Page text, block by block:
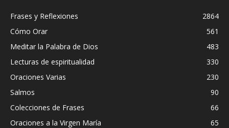
Frases y Reflexiones
2864
Cómo Orar
561
Meditar la Palabra de Dios
483
Lecturas de espiritualidad
330
Oraciones Varias
230
Salmos
90
Colecciones de Frases
66
Oraciones a la Virgen María
65